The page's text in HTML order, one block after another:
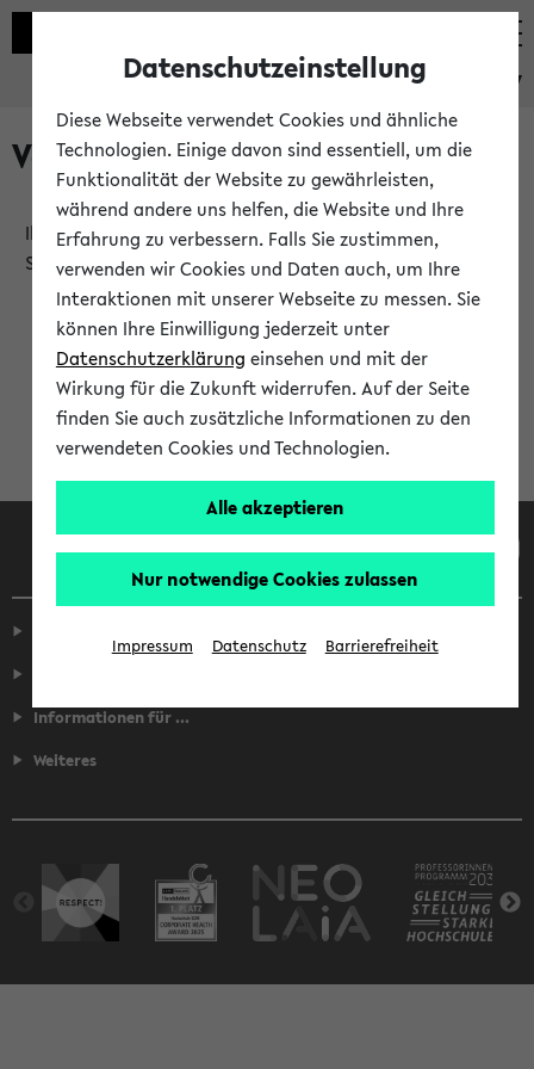
eKVV
Verlauf
Ihr Verlauf ist leer. Er wird sich im Verlauf Ihrer eKVV
Sitzung füllen.
Informationen für ...
Weiteres
Datenschutzeinstellung
Diese Webseite verwendet Cookies und ähnliche
Technologien. Einige davon sind essentiell, um die
Funktionalität der Website zu gewährleisten,
während andere uns helfen, die Website und Ihre
Erfahrung zu verbessern. Falls Sie zustimmen,
verwenden wir Cookies und Daten auch, um Ihre
Interaktionen mit unserer Webseite zu messen. Sie
können Ihre Einwilligung jederzeit unter
Datenschutzerklärung einsehen und mit der
Wirkung für die Zukunft widerrufen. Auf der Seite
finden Sie auch zusätzliche Informationen zu den
verwendeten Cookies und Technologien.
Alle akzeptieren
Nur notwendige Cookies zulassen
Impressum Datenschutz Barrierefreiheit